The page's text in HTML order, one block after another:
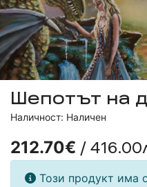
Шепотът на
Наличност: Наличен
212.70€ /
Този продукт има